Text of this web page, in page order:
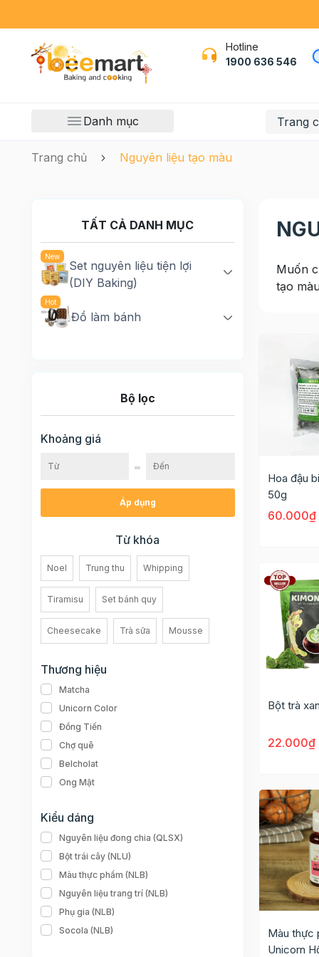
Hotline
1900 636 546
Danh mục Trang
Trang chủ Nguyên liệu tạo màu
TẤT CẢ DANH MỤC
Set nguyên liệu tiện lợi
(DIY Baking)
Đồ làm bánh
Bộ lọc
Khoảng giá
Áp dụng
Từ khóa
Noel Trung thu Whipping
Tiramisu Set bánh quy
Cheesecake Trà sữa Mousse
Thương hiệu
Matcha
Unicorn Color
Đồng Tiến
Chợ quê
Belcholat
Ong Mật
Kiểu dáng
Nguyên liệu đong chia (QLSX)
Bột trái cây (NLU)
Màu thực phẩm (NLB)
Nguyên liệu trang trí (NLB)
Phụ gia (NLB)
Socola (NLB)
Muốn
tạo
Hoa đậu
50g
60.000₫
Bột trà
22.000₫
Màu thực
Unicorn